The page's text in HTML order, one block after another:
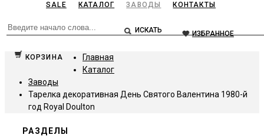
SALE КАТАЛОГ ЗАВОДЫ КОНТАКТЫ
ИЗБРАННОЕ
КОРЗИНА
Главная
Каталог
Заводы
Тарелка декоративная День Святого Валентина 1980-й
год Royal Doulton
РАЗДЕЛЫ